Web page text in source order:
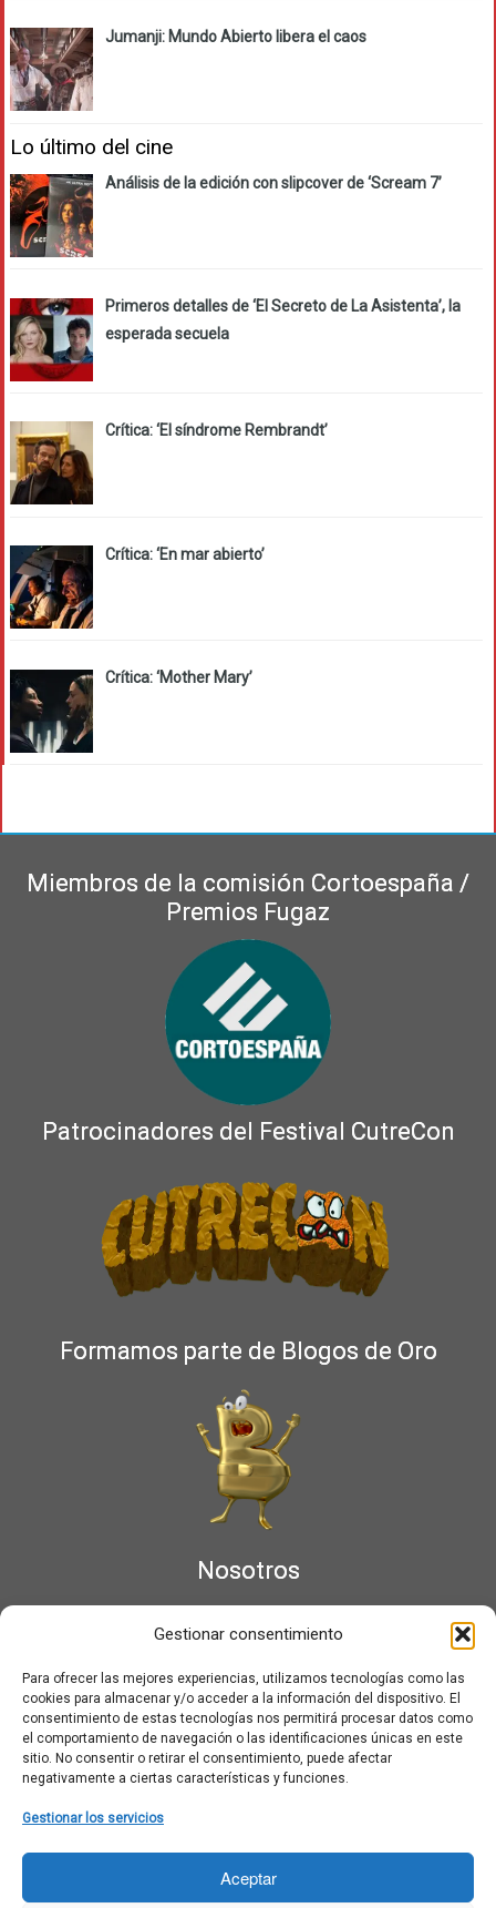
Gestionar consentimiento
Para ofrecer las mejores experiencias, utilizamos tecnologías como las
cookies para almacenar y/o acceder a la información del dispositivo. El
consentimiento de estas tecnologías nos permitirá procesar datos como
el comportamiento de navegación o las identificaciones únicas en este
sitio. No consentir o retirar el consentimiento, puede afectar
negativamente a ciertas características y funciones.
Gestionar los servicios
Aceptar
Jumanji: Mundo Abierto libera el caos
Lo último del cine
Análisis de la edición con slipcover de ‘Scream 7’
Primeros detalles de ‘El Secreto de La Asistenta’, la
esperada secuela
Crítica: ‘El síndrome Rembrandt’
Crítica: ‘En mar abierto’
Crítica: ‘Mother Mary’
Miembros de la comisión Cortoespaña /
Premios Fugaz
Patrocinadores del Festival CutreCon
Formamos parte de Blogos de Oro
Nosotros
Aviso legal
Más información sobre las cookies
Noticias al correo
Política de cookies
Política de cookies (UE)
Política de privacidad
Ponte en contacto con nosotros
Buscar: